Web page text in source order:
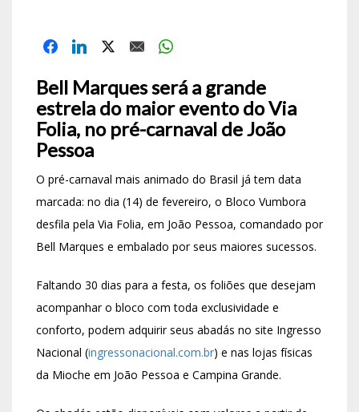
Bell Marques será a grande
estrela do maior evento do Via
Folia, no pré-carnaval de João
Pessoa
O pré-carnaval mais animado do Brasil já tem data
marcada: no dia (14) de fevereiro, o Bloco Vumbora
desfila pela Via Folia, em João Pessoa, comandado por
Bell Marques e embalado por seus maiores sucessos.
Faltando 30 dias para a festa, os foliões que desejam
acompanhar o bloco com toda exclusividade e
conforto, podem adquirir seus abadás no site Ingresso
Nacional (ingressonacional.com.br) e nas lojas físicas
da Mioche em João Pessoa e Campina Grande.